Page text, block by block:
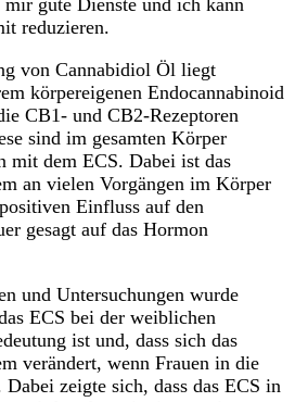
mir gute Dienste und ich kann
reduzieren.
von Cannabidiol Öl liegt
körpereigenen Endocannabinoid
CB1- und CB2-Rezeptoren
sind im gesamten Körper
mit dem ECS. Dabei ist das
an vielen Vorgängen im Körper
Einfluss auf den
gesagt auf das Hormon
und Untersuchungen wurde
ECS bei der weiblichen
ist und, dass sich das
verändert, wenn Frauen in die
zeigte sich, dass das ECS in